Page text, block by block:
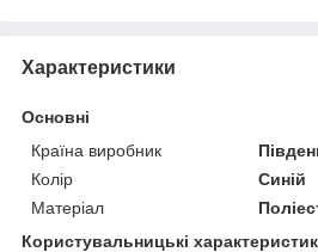
Характеристики
Основні
Країна виробник
Колір
Синій
Матеріал
Користувальницькі